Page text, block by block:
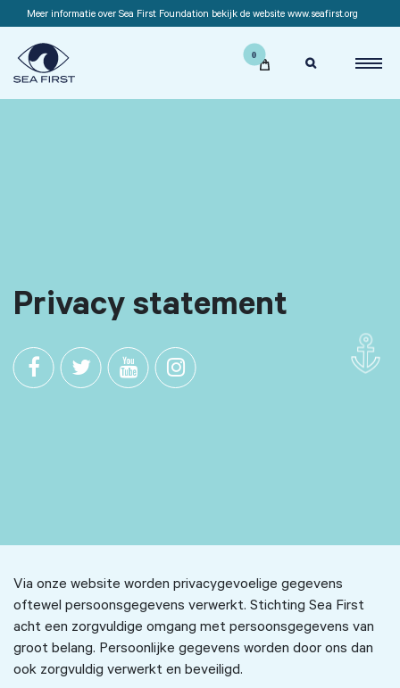
Meer informatie over Sea First Foundation bekijk de website www.seafirst.org

Privacy statement
   
Via onze website worden privacygevoelige gegevens
oftewel persoonsgegevens verwerkt. Stichting Sea First
acht een zorgvuldige omgang met persoonsgegevens van
groot belang. Persoonlijke gegevens worden door ons dan
ook zorgvuldig verwerkt en beveiligd.